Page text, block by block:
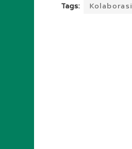
Tags: Kolaborasi